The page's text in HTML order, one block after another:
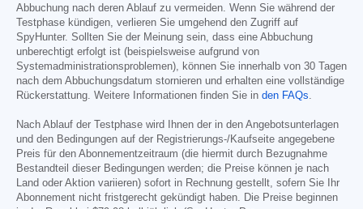
Abbuchung nach deren Ablauf zu vermeiden. Wenn Sie während der
Testphase kündigen, verlieren Sie umgehend den Zugriff auf
SpyHunter. Sollten Sie der Meinung sein, dass eine Abbuchung
unberechtigt erfolgt ist (beispielsweise aufgrund von
Systemadministrationsproblemen), können Sie innerhalb von 30 Tagen
nach dem Abbuchungsdatum stornieren und erhalten eine vollständige
Rückerstattung. Weitere Informationen finden Sie in den FAQs
Nach Ablauf der Testphase wird Ihnen der in den Angebotsunterlagen
und den Bedingungen auf der Registrierungs-/Kaufseite angegebene
Preis für den Abonnementzeitraum (die hiermit durch Bezugnahme
Bestandteil dieser Bedingungen werden; die Preise können je nach
Land oder Aktion variieren) sofort in Rechnung gestellt, sofern Sie Ihr
Abonnement nicht fristgerecht gekündigt haben. Die Preise beginnen